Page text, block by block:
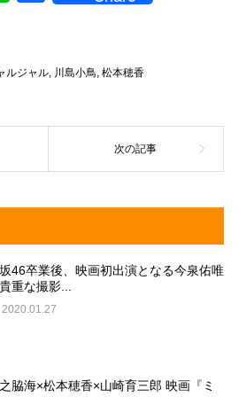
e
o
ルジャル, 川島小鳥 松本穂香
46卒業後、映画初出演となる今泉佑唯
重な撮影...
2020.01.27
脇海×松本穂香×山崎育三郎 映画『ミ